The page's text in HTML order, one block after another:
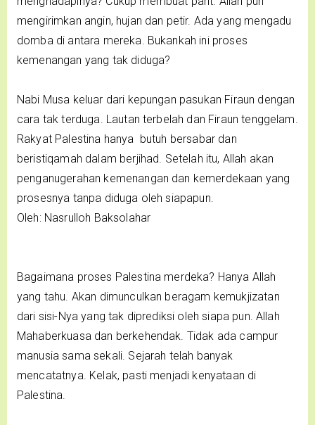
mengirimkan angin, hujan dan petir. Ada yang mengadu
domba di antara mereka. Bukankah ini proses
kemenangan yang tak diduga?
Nabi Musa keluar dari kepungan pasukan Firaun dengan
cara tak terduga. Lautan terbelah dan Firaun tenggelam.
Rakyat Palestina hanya butuh bersabar dan
beristiqamah dalam berjihad. Setelah itu, Allah akan
penganugerahan kemenangan dan kemerdekaan yang
prosesnya tanpa diduga oleh siapapun.
Oleh: Nasrulloh Baksolahar
Bagaimana proses Palestina merdeka? Hanya Allah
yang tahu. Akan dimunculkan beragam kemukjizatan
dari sisi-Nya yang tak diprediksi oleh siapa pun. Allah
Mahaberkuasa dan berkehendak. Tidak ada campur
manusia sama sekali. Sejarah telah banyak
mencatatnya. Kelak, pasti menjadi kenyataan di
Palestina.